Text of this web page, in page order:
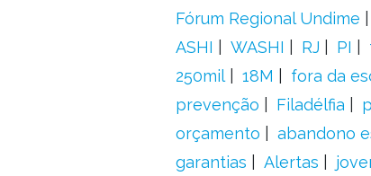
Fórum Regional Undime
ASHI
WASHI RJ PI
250mil
18M fora da
prevenção
Filadélfia
orçamento
abandono
garantias
Alertas